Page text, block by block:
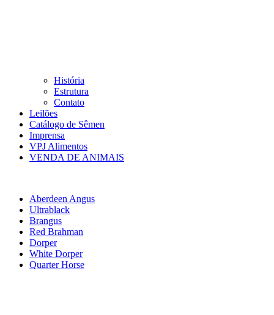
História
Estrutura
Contato
Leilões
Catálogo de Sêmen
Imprensa
VPJ Alimentos
VENDA DE ANIMAIS
Aberdeen Angus
Ultrablack
Brangus
Red Brahman
Dorper
White Dorper
Quarter Horse